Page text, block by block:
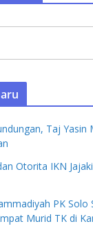
Taj Yasin
Otorita IKN
PK Solo
Murid TK di